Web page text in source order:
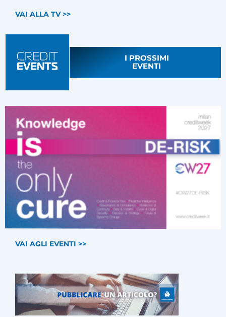
VAI ALLA TV >>
I PROSSIMI
EVENTI
VAI AGLI EVENTI >>